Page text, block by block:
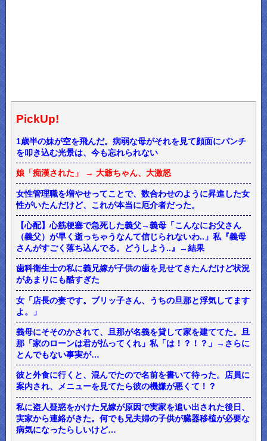
PickUp!
1歳半の妹が空を飛んだ。病弱な母がそれを見て顔面にパンチ
を叩き込む光景は、今も忘れられない
娘「痴漢された」 → 大爺ちゃん、大激怒
女性管理職を増やせってことで、数合わせのように昇進した女
性がいたんだけど、これが本当に厄介者だった。
【心配】心筋梗塞で急死した義父→義母「こんなにお父さん
（義父）が早く逝っちゃうなんて信じられないわ..」私『義母
さんがすごく落ち込んでる。どうしよう..』→結果
歯科衛生士の私に義兄嫁が子供の歯を見せてきたんだけど状況
があまりにも酷すぎた
女「店長の妻です。ブリッ子さん、うちの旦那と浮気してます
よ。」
義母にそそのかされて、旦那が名義を貸して家を建ててた。旦
那「家のローンは君が払ってくれ」私「は！？！？」→さらに
とんでもない事実が…
彼と外食に行くと、混んでたので名前を書いて待った。店員に
案内され、メニューを見てたら彼の機嫌が悪くて！？
私に盗人疑惑をかけた兄嫁が原因で実家を追い出された後日、
実家から連絡がきた。何でも兄夫婦の子供が臓器移植が必要な
病気になったらしいけど…